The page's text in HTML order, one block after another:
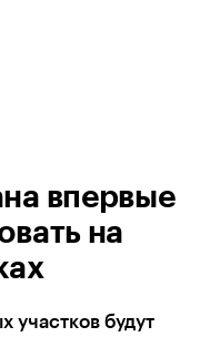
впервые
на
участков будут